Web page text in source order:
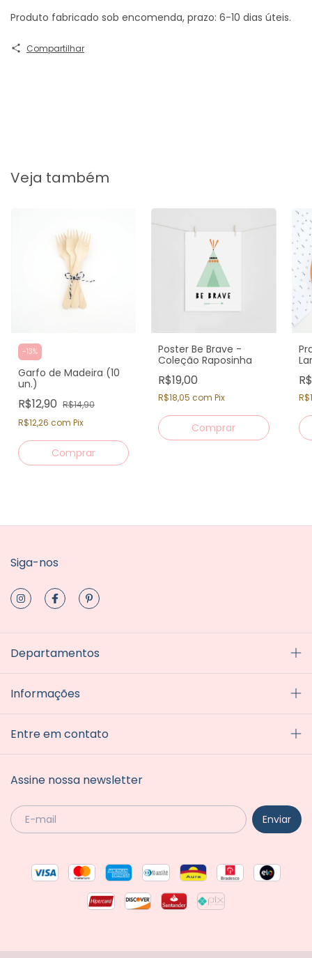
Produto fabricado sob encomenda, prazo: 6-10 dias úteis.
Compartilhar
Veja também
-13%
Garfo de Madeira (10
un.)
R$12,90 R$14,90
R$12,26 com Pix
Poster Be Brave -
Coleção Raposinha
R$19,00
R$18,05com Pix
Siga-nos
Departamentos
Informações
Entre em contato
Assine nossa newsletter